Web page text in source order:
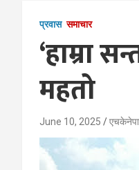
प्रवास समाचार
‘हाम्रा
महतो
June 10, 2025